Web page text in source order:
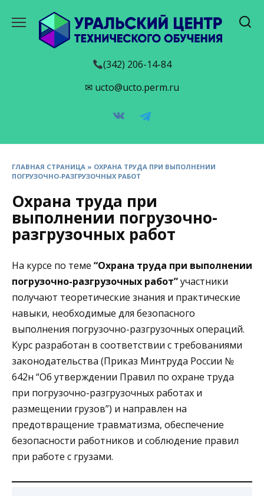
содержанию
(342) 206-14-84
✉ ucto@ucto.perm.ru
ГЛАВНАЯ СТРАНИЦА » ОХРАНА ТРУДА ПРИ ВЫПОЛНЕНИИ
ПОГРУЗОЧНО-РАЗГРУЗОЧНЫХ РАБОТ
Охрана труда при
выполнении погрузочно-
разгрузочных работ
На курсе по теме “Охрана труда при выполнении
погрузочно-разгрузочных работ”участники
получают теоретические знания и практические
навыки, необходимые для безопасного
выполнения погрузочно-разгрузочных операций.
Курс разработан в соответствии с требованиями
законодательства (Приказ Минтруда России №
642н “Об утверждении Правил по охране труда
при погрузочно-разгрузочных работах и
размещении грузов”) и направлен на
предотвращение травматизма, обеспечение
безопасности работников и соблюдение правил
при работе с грузами.